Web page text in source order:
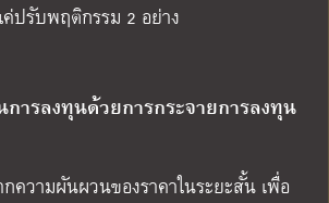
ปรับพฤติกรรม 2 อย่าง
ารลงทุนด้วยการกระจายการลงทุน
ความผันผวนของราคาในระยะสั้น เพื่อ